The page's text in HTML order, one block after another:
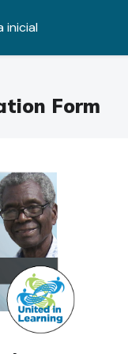
inicial
Form